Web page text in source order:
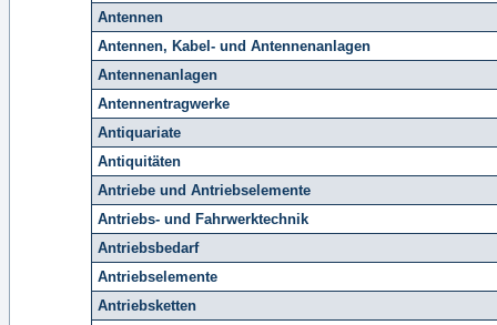
Antennen
Antennen, Kabel- und Antennenanlagen
Antennenanlagen
Antennentragwerke
Antiquariate
Antiquitäten
Antriebe und Antriebselemente
Antriebs- und Fahrwerktechnik
Antriebsbedarf
Antriebselemente
Antriebsketten